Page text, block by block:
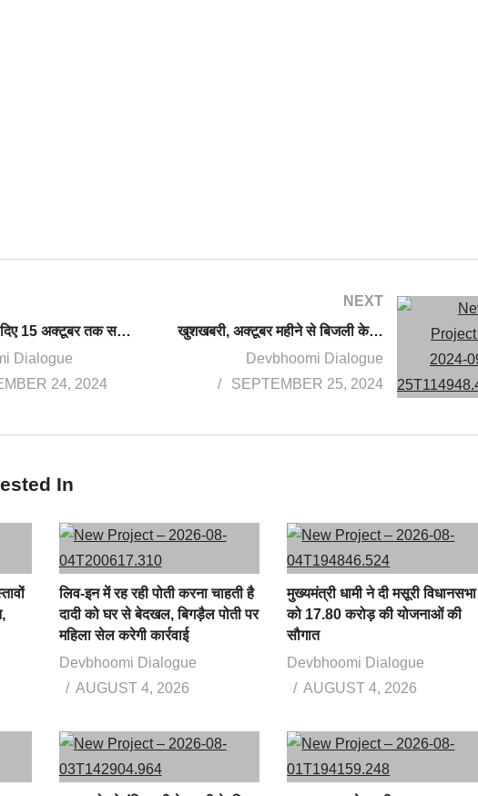
मुख्यमंत्री ने दिए 15 अक्टूबर तक सभी सड़कों को गड्ढा मुक्त करने के निर्देश
Dialogue
24, 2024
NEXT
खुशखबरी, अक्टूबर महीने से बिजली के बिल पर मिलेगी 50 फीसदी छूट, सीएम की घोषणा के बाद आदेश जारी
Devbhoomi Dialogue
SEPTEMBER 25, 2024
In
लिव-इन में रह रही पोती करना चाहती है
दादी को घर से बेदखल, बिगड़ैल पोती पर
महिला सेल करेगी कार्रवाई
Devbhoomi Dialogue
AUGUST 4, 2026
मुख्यमंत्री धामी ने दी मसूरी विधानसभा
को 17.80 करोड़ की योजनाओं की
सौगात
Devbhoomi Dialogue
AUGUST 4, 2026